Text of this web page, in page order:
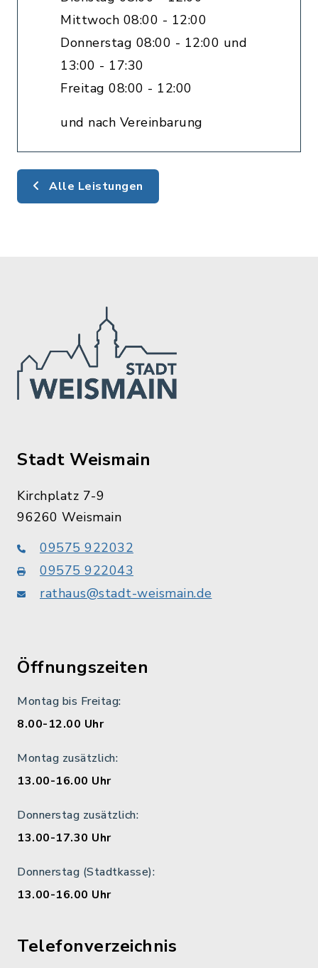
Mittwoch 08:00 - 12:00
Donnerstag 08:00 - 12:00 und
13:00 - 17:30
Freitag 08:00 - 12:00
und nach Vereinbarung
Alle Leistungen
Stadt Weismain
Kirchplatz 7-9
96260 Weismain
09575 922032
09575 922043
rathaus@stadt-weismain.de
Öffnungszeiten
Montag bis Freitag:
8.00-12.00 Uhr
Montag zusätzlich:
13.00-16.00 Uhr
Donnerstag zusätzlich:
13.00-17.30 Uhr
Donnerstag (Stadtkasse):
13.00-16.00 Uhr
Telefonverzeichnis